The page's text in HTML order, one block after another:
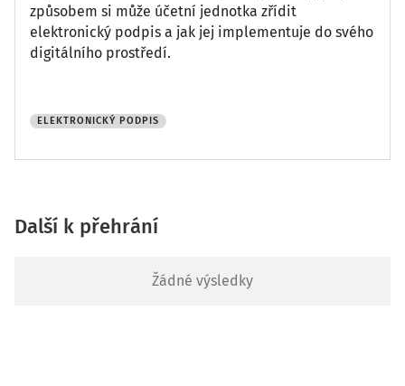
způsobem si může účetní jednotka zřídit
elektronický podpis a jak jej implementuje do svého
digitálního prostředí.
ELEKTRONICKÝ PODPIS
Další k přehrání
Žádné výsledky